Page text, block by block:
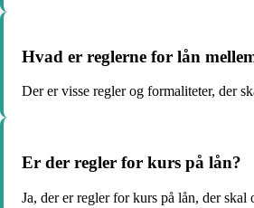
Hvad er reglerne for lån
Der er visse regler og formaliteter, der
Er der regler for kurs på lån?
Ja, der er regler for kurs på lån, der